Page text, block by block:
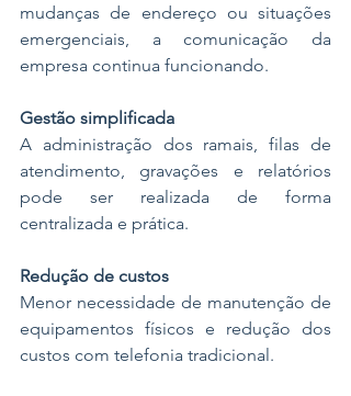
mudanças de endereço ou situações
emergenciais, a comunicação da
empresa continua funcionando.
Gestão simplificada
A administração dos ramais, filas de
atendimento, gravações e relatórios
pode ser realizada de forma
centralizada e prática.
Redução de custos
Menor necessidade de manutenção de
equipamentos físicos e redução dos
custos com telefonia tradicional.